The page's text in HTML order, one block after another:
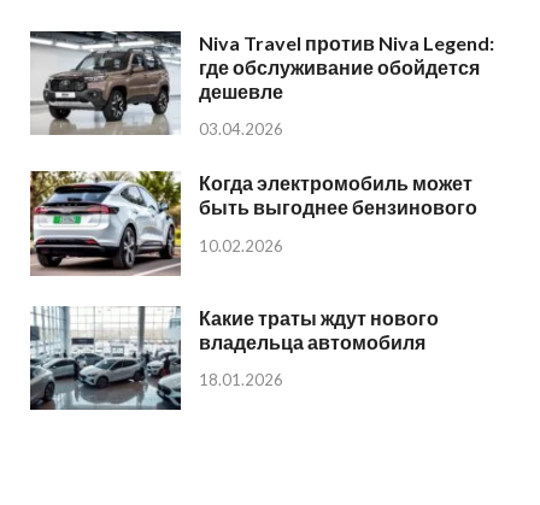
Niva Travel против Niva Legend:
где обслуживание обойдется
дешевле
03.04.2026
Когда электромобиль может
быть выгоднее бензинового
10.02.2026
Какие траты ждут нового
владельца автомобиля
18.01.2026